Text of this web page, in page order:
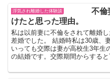
浮気され離婚した体験談
不倫
けたと思った理由。
私は以前妻に不倫をされて離婚
差婚でした。 結婚時私は30歳、
いっても交際は妻が高校生3年生
の結婚です。交際期間からすると